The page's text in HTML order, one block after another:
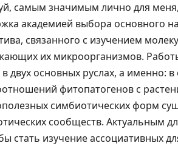
самым значимым лично для
академией выбора основного
связанного с изучением
их микроорганизмов.
в двух основных руслах, а именно:
фитопатогенов с
симбиотических форм
сообществ. Актуальным
стать изучение ассоциативных